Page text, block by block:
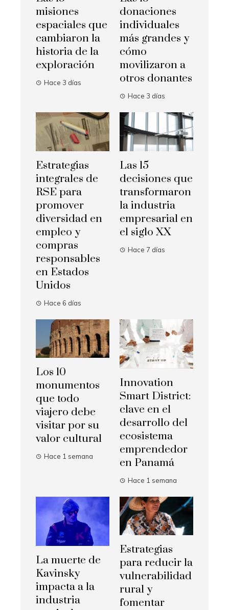
misiones
espaciales que
cambiaron la
historia de la
exploración
Hace 3 días
donaciones
individuales
más grandes y
cómo
movilizaron a
otros donantes
Hace 3 días
Estrategias
integrales de
RSE para
promover
diversidad en
empleo y
compras
responsables
en Estados
Unidos
Hace 6 días
Las 15
decisiones que
transformaron
la industria
empresarial en
el siglo XX
Hace 7 días
Los 10
monumentos
que todo
viajero debe
visitar por su
valor cultural
Hace 1 semana
Innovation
Smart District:
clave en el
desarrollo del
ecosistema
emprendedor
en Panamá
Hace 1 semana
La muerte de
Kavinsky
impacta a la
industria
Estrategias
para reducir la
vulnerabilidad
rural y
fomentar